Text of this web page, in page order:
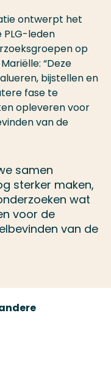
ontwerpt het
leden
op
“Deze
bijstellen en
fase te
opleveren voor
van de
samen
sterker maken,
wat
voor de
van de